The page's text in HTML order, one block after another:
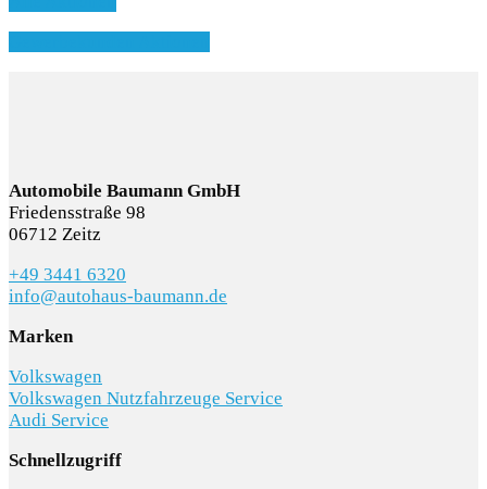
Automobile Baumann GmbH
Friedensstraße 98
06712 Zeitz
+49 3441 6320
info@autohaus-baumann.de
Marken
Volkswagen
Volkswagen Nutzfahrzeuge Service
Audi Service
Schnellzugriff